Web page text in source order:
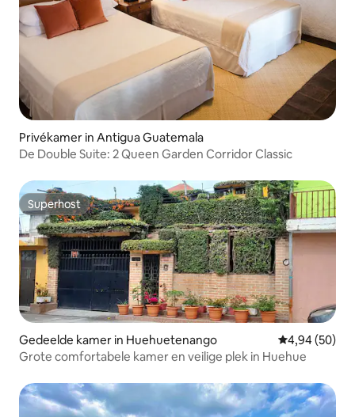
Privékamer in Antigua Guatemala
De Double Suite: 2 Queen Garden Corridor Classic
Superhost
Superhost
Gedeelde kamer in Huehuetenango Gemiddelde
4,94 (50)
Grote comfortabele kamer en veilige plek in Huehue